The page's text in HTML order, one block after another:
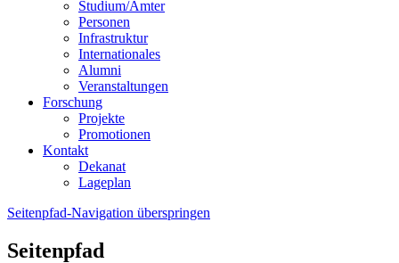
Studium/Ämter
Personen
Infrastruktur
Internationales
Alumni
Veranstaltungen
Forschung
Projekte
Promotionen
Kontakt
Dekanat
Lageplan
Seitenpfad-Navigation überspringen
Seitenpfad